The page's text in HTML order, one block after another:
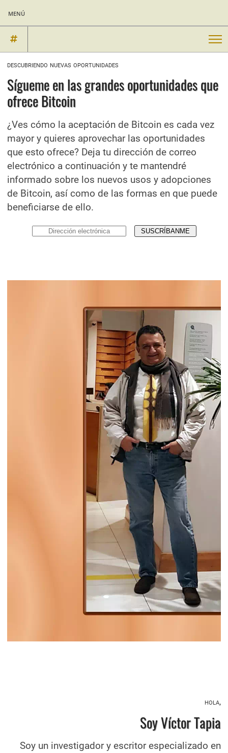
menú
descubriendo nuevas oportunidades
Sígueme en las grandes oportunidades que
ofrece Bitcoin
¿Ves cómo la aceptación de Bitcoin es cada vez
mayor y quieres aprovechar las oportunidades
que esto ofrece? Deja tu dirección de correo
electrónico a continuación y te mantendré
informado sobre los nuevos usos y adopciones
de Bitcoin, así como de las formas en que puede
beneficiarse de ello.
hola,
Soy Víctor Tapia
Soy un investigador y escritor especializado en